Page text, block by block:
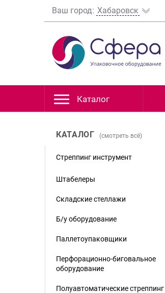
Ваш город: Хабаровск
Каталог
КАТАЛОГ (смотреть всё)
Стреппинг инструмент
Штабелеры
Складские стеллажи
Б/у оборудование
Паллетоупаковщики
Перфорационно-биговальное
оборудование
Полуавтоматические стреппинг